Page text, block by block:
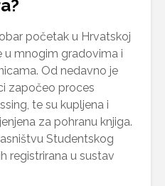
početak u Hrvatskoj
u mnogim gradovima i
Od nedavno je
započeo proces
te su kupljena i
za pohranu knjiga.
Studentskog
registrirana u sustav